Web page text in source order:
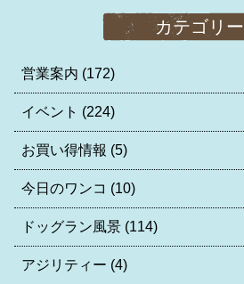
カテゴリー
営業案内 (172)
イベント (224)
お買い得情報 (5)
今日のワンコ (10)
ドッグラン風景 (114)
アジリティー (4)